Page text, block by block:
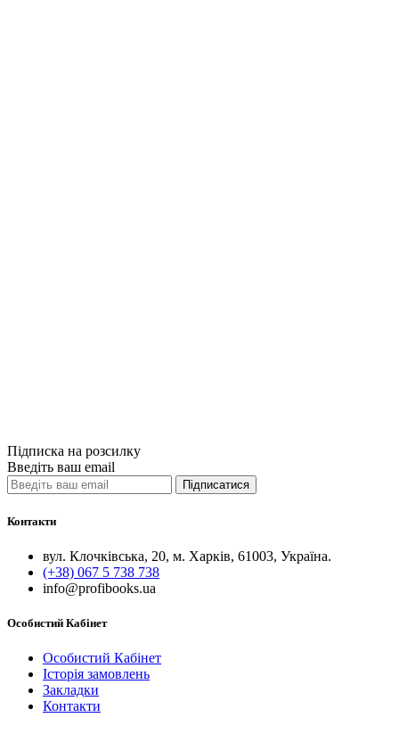
Підписка на розсилку
Введіть ваш email
Підписатися
Контакти
вул. Клочківська, 20, м. Харків, 61003, Україна.
(+38) 067 5 738 738
info@profibooks.ua
Особистий Кабінет
Особистий Кабінет
Історія замовлень
Закладки
Контакти